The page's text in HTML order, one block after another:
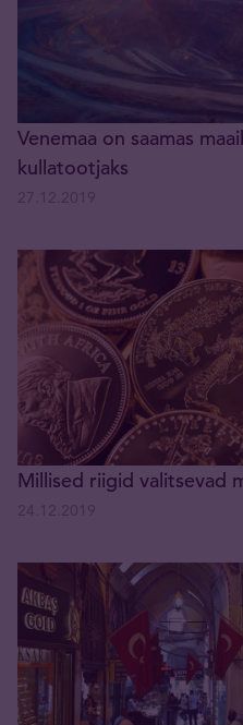
Venemaa on saamas
kullatootjaks
Millised riigid valitsevad